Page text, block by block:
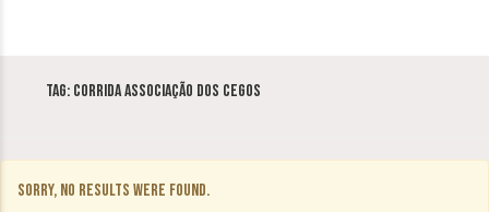
Tag: Corrida Associação dos Cegos
Sorry, no results were found.